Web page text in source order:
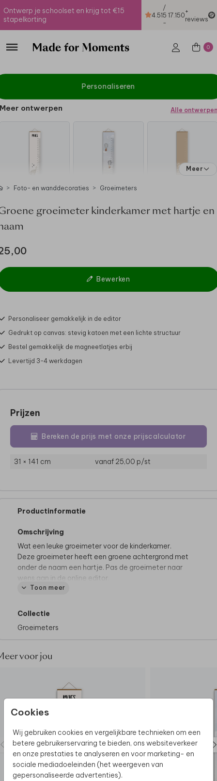
Ontwerp je schoolset en krijg tot €15
stapelkorting
4.51
/
5
-
17.150+
reviews
0
Cookies
Wij gebruiken cookies en vergelijkbare technieken om een
betere gebruikerservaring te bieden, ons websiteverkeer
en onze prestaties te analyseren en voor marketing- en
sociale mediadoeleinden (het weergeven van
gepersonaliseerde advertenties).
Personaliseren
Meer ontwerpen Alle ontwerpen
Meer
Foto- en wanddecoraties Groeimeters
groeimeter kinderkamer met hartje en
Bewerken
Personaliseer gemakkelijk in de editor
Gedrukt op canvas: stevig katoen met een lichte structuur
Bestel gemakkelijk de magneetlatjes erbij
Levertijd 3-4 werkdagen
Prijzen
Bereken de prijs met onze prijscalculator
31 × 141 cm vanaf 25,00 p/st
Productinformatie
Omschrijving
Wat een leuke groeimeter voor de kinderkamer.
Deze groeimeter heeft een groene achtergrond met
onder de naam een hartje. Pas de groeimeter naar
wens aan in de online editor.
• Volledig bewerkbaar en te personaliseren
• Formaat: 30 x 140 cm
er bij
• Latjes worden niet standaard meegeleverd
Toon meer
Collectie
Groeimeters
voor jou